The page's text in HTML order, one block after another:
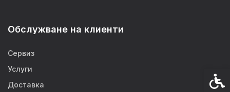
Обслужване на клиенти
Сервиз
Услуги
Доставка